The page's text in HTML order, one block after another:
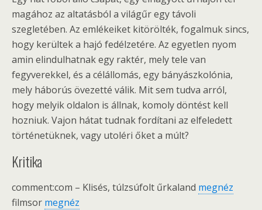
magához az altatásból a világűr egy távoli
szegletében. Az emlékeiket kitörölték, fogalmuk sincs,
hogy kerültek a hajó fedélzetére. Az egyetlen nyom
amin elindulhatnak egy raktér, mely tele van
fegyverekkel, és a célállomás, egy bányászkolónia,
mely háborús övezetté válik. Mit sem tudva arról,
hogy melyik oldalon is állnak, komoly döntést kell
hozniuk. Vajon hátat tudnak fordítani az elfeledett
történetüknek, vagy utoléri őket a múlt?
Kritika
comment:com – Klisés, túlzsúfolt űrkaland megnéz
filmsor megnéz